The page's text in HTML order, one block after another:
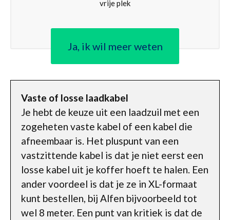
vrije plek
Ja, ik wil meer weten
Vaste of losse laadkabel
Je hebt de keuze uit een laadzuil met een
zogeheten vaste kabel of een kabel die
afneembaar is. Het pluspunt van een
vastzittende kabel is dat je niet eerst een
losse kabel uit je koffer hoeft te halen. Een
ander voordeel is dat je ze in XL-formaat
kunt bestellen, bij Alfen bijvoorbeeld tot
wel 8 meter. Een punt van kritiek is dat de